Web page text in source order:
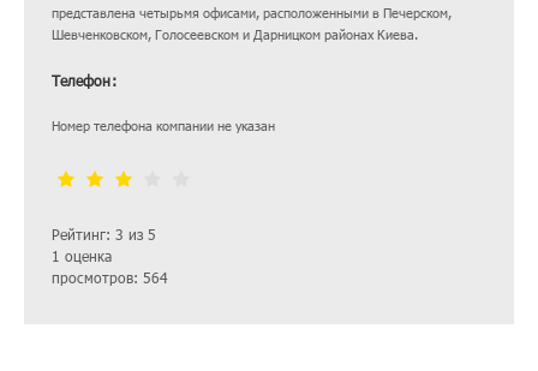
представлена четырьмя офисами, расположенными в Печерском,
Шевченковском, Голосеевском и Дарницком районах Киева.
Рейтинг: 3 из 5
1 оценка
просмотров: 564
Телефон:
Номер телефона компании не указан